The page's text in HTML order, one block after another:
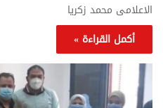
الاعلامى محمد زكريا
أكمل القراءة »